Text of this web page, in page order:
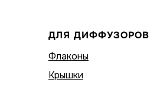
ДЛЯ ДИФФУЗОРОВ
Флаконы
Крышки